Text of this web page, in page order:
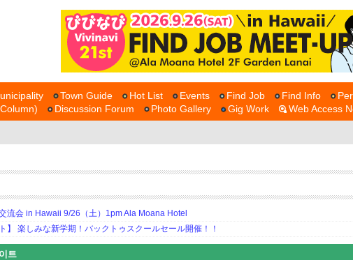
Town Guide Hot List Events Find Job Find Info
Discussion Forum Photo Gallery Gig Work Web Access
流会 in Hawaii 9/26（土）1pm Ala Moana Hotel
】 楽しみな新学期！バックトゥスクールセール開催！！
트